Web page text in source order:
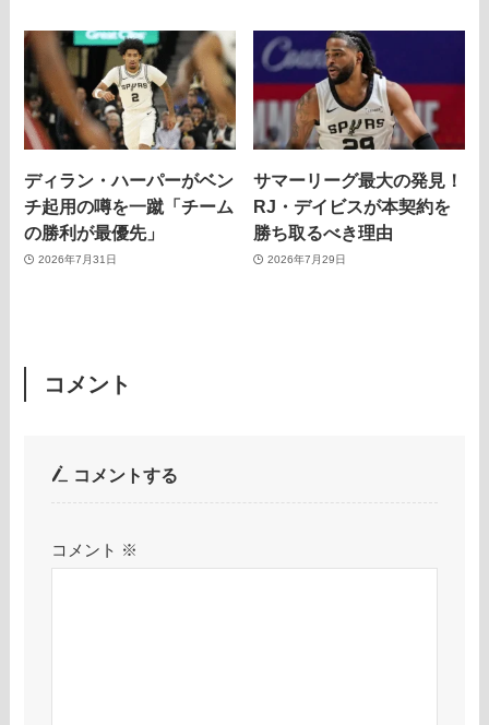
ディラン・ハーパーがベン
チ起用の噂を一蹴「チーム
の勝利が最優先」
2026年7月31日
サマーリーグ最大の発見！
RJ・デイビスが本契約を
勝ち取るべき理由
2026年7月29日
コメント
コメントする
コメント ※